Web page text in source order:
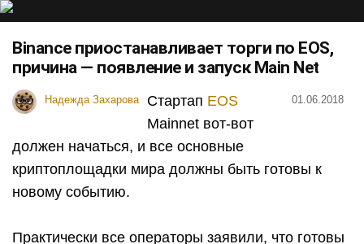
Binance приостанавливает торги по EOS,
причина — появление и запуск Main Net
Надежда Захарова 01.06.2018
Стартап EOS
Mainnet вот-вот
должен начаться, и все основные
криптоплощадки мира должны быть готовы к
новому событию.
Практически все операторы заявили, что готовы